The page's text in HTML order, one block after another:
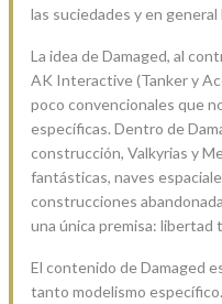
las suciedades y en
La idea de Damaged, al
AK Interactive (Tanker y
poco convencionales que
específicas. Dentro de
construcción, Valkyrias y
fantásticas, naves
construcciones
una única premisa: libertad
El contenido de Damaged
tanto modelismo